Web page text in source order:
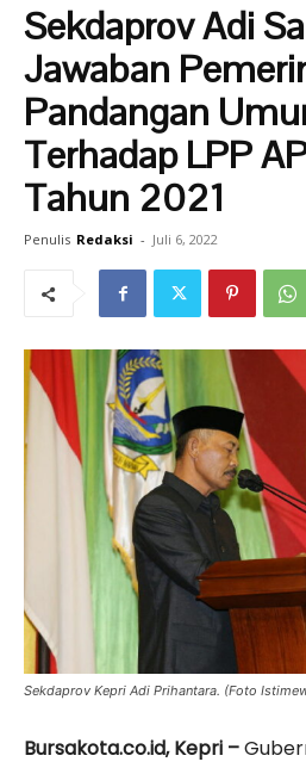
Sekdaprov Adi
Jawaban
Pandangan
Terhadap LPP
Tahun 2021
Penulis Redaksi - Juli 6, 2022
Sekdaprov Kepri Adi Prihantara. (Foto
Bursakota.co.id, Kepri –